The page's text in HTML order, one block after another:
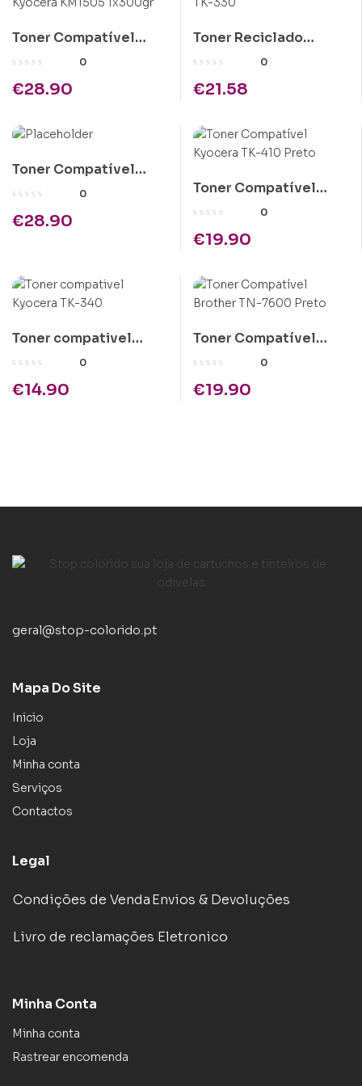
Toner Compatível
Kyocera KM1505
0
€28.90
Toner Reciclado
Kyocera TK-330
0
€21.58
Toner Compatível
Epson C1100 Magenta
0
€28.90
Toner Compatível
Kyocera TK-410 Preto
0
€19.90
Toner compativel
Kyocera TK-340
0
€14.90
Toner Compatível
Brother TN-7600
0
€19.90
geral@stop-colorido.pt
Mapa Do Site
Inicio
Loja
Minha conta
Serviços
Contactos
Legal
Condições de VendaEnvios & Devoluções
Livro de reclamações Eletronico
Minha Conta
Minha conta
Rastrear encomenda